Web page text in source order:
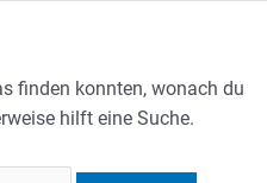
finden konnten, wonach du
hilft eine Suche.